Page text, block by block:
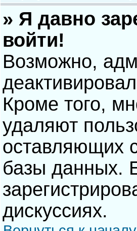
» Я давно
войти!
Возможно,
Кроме того,
удаляют
оставляющих
базы данных.
дискуссиях.